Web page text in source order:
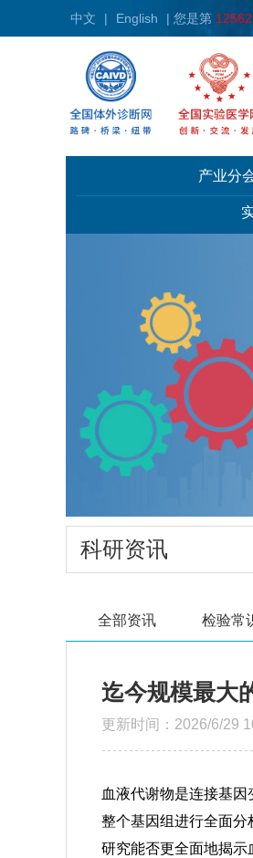
中文 | English | 您是第
产业分
科研资讯
全部资讯 检验常
迄今规模最大
更新时间：2026/6/29
血液代谢物是连接基
整个基因组进行全面
研究能否更全面地揭示